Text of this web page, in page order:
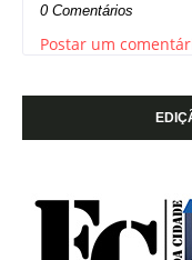
0 Comentários
Postar um